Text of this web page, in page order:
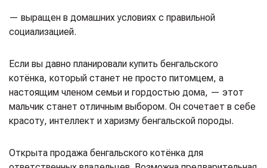
— выращен в домашних условиях с правильной
социализацией.
Если вы давно планировали купить бенгальского
котёнка, который станет не просто питомцем, а
настоящим членом семьи и гордостью дома, — этот
мальчик станет отличным выбором. Он сочетает в себе
красоту, интеллект и харизму бенгальской породы.
Открыта продажа бенгальского котёнка для